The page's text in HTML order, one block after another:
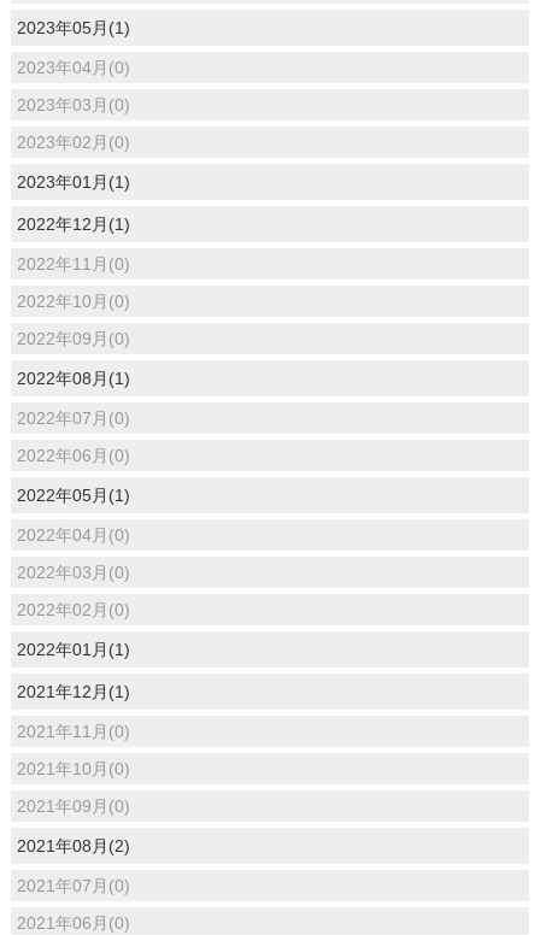
2023年05月(1)
2023年04月(0)
2023年03月(0)
2023年02月(0)
2023年01月(1)
2022年12月(1)
2022年11月(0)
2022年10月(0)
2022年09月(0)
2022年08月(1)
2022年07月(0)
2022年06月(0)
2022年05月(1)
2022年04月(0)
2022年03月(0)
2022年02月(0)
2022年01月(1)
2021年12月(1)
2021年11月(0)
2021年10月(0)
2021年09月(0)
2021年08月(2)
2021年07月(0)
2021年06月(0)